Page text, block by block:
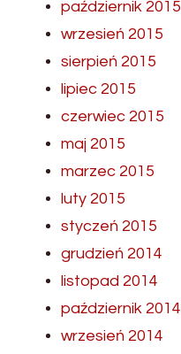
październik 2015
wrzesień 2015
sierpień 2015
lipiec 2015
czerwiec 2015
maj 2015
marzec 2015
luty 2015
styczeń 2015
grudzień 2014
listopad 2014
październik 2014
wrzesień 2014